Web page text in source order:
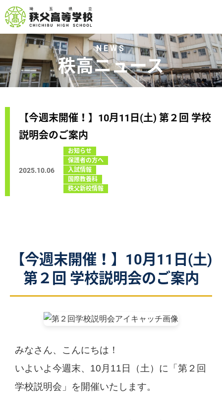
NEWS
秩高ニュース
【今週末開催！】10月11日(土) 第２回 学校
説明会のご案内
2025.10.06
お知らせ
保護者の方へ
入試情報
国際教養科
秩父新校情報
【今週末開催！】10月11日(土)
第２回 学校説明会のご案内
みなさん、こんにちは！
いよいよ今週末、10月11日（土）に「第２回
学校説明会」を開催いたします。